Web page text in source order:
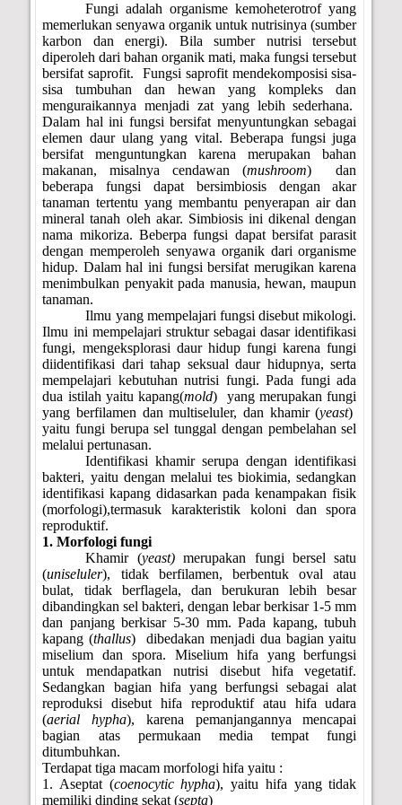
Fungi adalah organisme kemoheterotrof yang
memerlukan senyawa organik untuk nutrisinya (sumber
karbon dan energi). Bila sumber nutrisi tersebut
diperoleh dari bahan organik mati, maka fungsi tersebut
bersifat saprofit.
Fungsi saprofit mendekomposisi sisa-
sisa tumbuhan dan hewan yang kompleks dan
menguraikannya menjadi zat yang lebih sederhana.
Dalam hal ini fungsi bersifat menyuntungkan sebagai
elemen daur ulang yang vital. Beberapa fungsi juga
bersifat menguntungkan karena merupakan bahan
makanan, misalnya cendawan (mushroom)
dan
beberapa fungsi dapat bersimbiosis dengan akar
tanaman tertentu yang membantu penyerapan air dan
mineral tanah oleh akar. Simbiosis ini dikenal dengan
nama mikoriza. Beberpa fungsi dapat bersifat parasit
dengan memperoleh senyawa organik dari organisme
hidup. Dalam hal ini fungsi bersifat merugikan karena
menimbulkan penyakit pada manusia, hewan, maupun
tanaman.
Ilmu yang mempelajari fungsi disebut mikologi.
Ilmu ini mempelajari struktur sebagai dasar identifikasi
fungi, mengeksplorasi daur hidup fungi karena fungi
diidentifikasi dari tahap seksual daur hidupnya, serta
mempelajari kebutuhan nutrisi fungi. Pada fungi ada
dua istilah yaitu kapang(mold)
yang merupakan fungi
yang berfilamen dan multiseluler, dan khamir (yeast)
yaitu fungi berupa sel tunggal dengan pembelahan sel
melalui pertunasan.
Identifikasi khamir serupa dengan identifikasi
bakteri, yaitu dengan melalui tes biokimia, sedangkan
identifikasi kapang didasarkan pada kenampakan fisik
(morfologi),termasuk karakteristik koloni dan spora
reproduktif.
1. Morfologi fungi
Khamir (yeast)merupakan fungi bersel satu
(uniseluler), tidak berfilamen, berbentuk oval atau
bulat, tidak berflagela, dan berukuran lebih besar
dibandingkan sel bakteri, dengan lebar berkisar 1-5 mm
dan panjang berkisar 5-30 mm. Pada kapang, tubuh
kapang (thallus)
dibedakan menjadi dua bagian yaitu
miselium dan spora. Miselium hifa yang berfungsi
untuk mendapatkan nutrisi disebut hifa vegetatif.
Sedangkan bagian hifa yang berfungsi sebagai alat
reproduksi disebut hifa reproduktif atau hifa udara
(aerial hypha), karena pemanjangannya mencapai
bagian atas permukaan media tempat fungi
ditumbuhkan.
Terdapat tiga macam morfologi hifa yaitu :
1. Aseptat (coenocytic hypha), yaitu hifa yang tidak
memiliki dinding sekat (septa)